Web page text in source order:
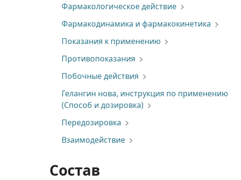
Фармакологическое действие
Фармакодинамика и фармакокинетика
Показания к применению
Противопоказания
Побочные действия
Гелангин нова, инструкция по применению
(Способ и дозировка)
Передозировка
Взаимодействие
Состав